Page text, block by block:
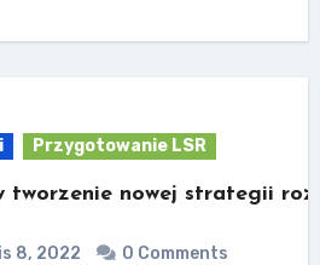
Przygotowanie LSR
tworzenie nowej strategii
lis 8, 2022 0 Comments